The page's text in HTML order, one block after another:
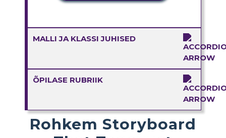
MALLI JA KLASSI JUHISED
ÕPILASE RUBRIIK
Rohkem Storyboard